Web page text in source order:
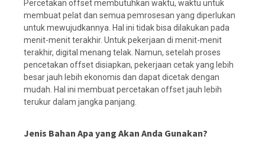
Percetakan offset membutuhkan waktu, waktu untuk
membuat pelat dan semua pemrosesan yang diperlukan
untuk mewujudkannya. Hal ini tidak bisa dilakukan pada
menit-menit terakhir. Untuk pekerjaan di menit-menit
terakhir, digital menang telak. Namun, setelah proses
pencetakan offset disiapkan, pekerjaan cetak yang lebih
besar jauh lebih ekonomis dan dapat dicetak dengan
mudah. Hal ini membuat percetakan offset jauh lebih
terukur dalam jangka panjang.
Jenis Bahan Apa yang Akan Anda Gunakan?